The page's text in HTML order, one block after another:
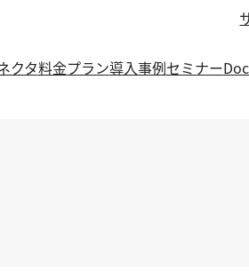
クタ料金プラン導入事例セミナー